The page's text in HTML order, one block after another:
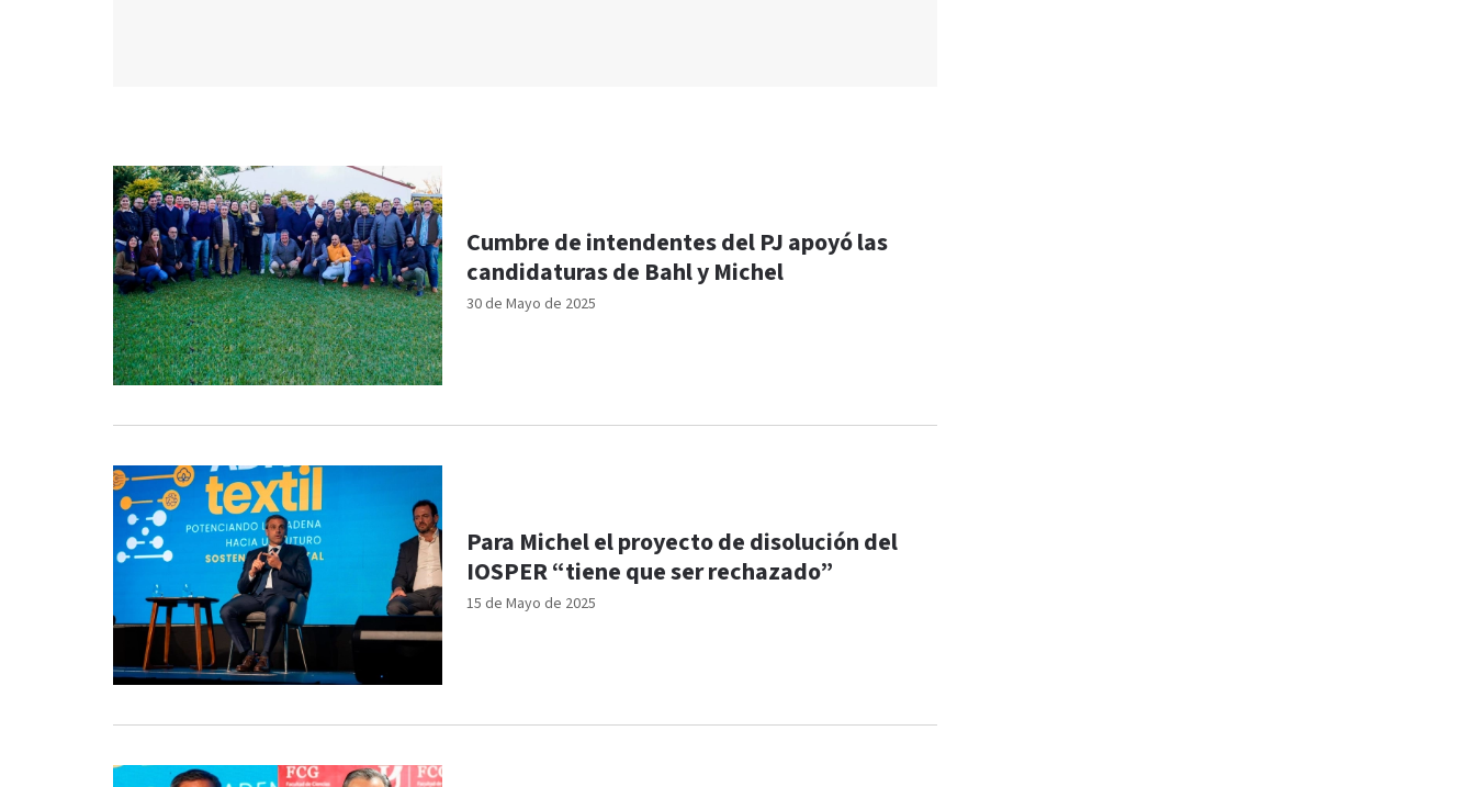
30 de Mayo de 2025
Cumbre de intendentes del PJ apoyó las
candidaturas de Bahl y Michel
15 de Mayo de 2025
Para Michel el proyecto de disolución del
IOSPER “tiene que ser rechazado”